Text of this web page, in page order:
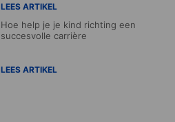
LEES ARTIKEL
Hoe help je je kind richting een
succesvolle carrière
LEES ARTIKEL